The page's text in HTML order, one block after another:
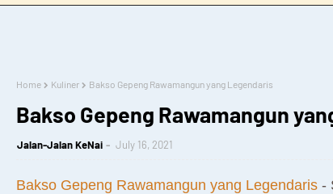
Home Kuliner Bakso Gepeng Rawamangun yang Legendaris
Bakso Gepeng Rawamangun
Jalan-Jalan KeNai July 16, 2021
Bakso Gepeng Rawamangun yang Legendaris -